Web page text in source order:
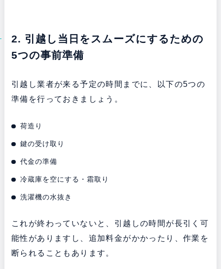
2. 引越し当日をスムーズにするための
5つの事前準備
引越し業者が来る予定の時間までに、以下の5つの
準備を行っておきましょう。
荷造り
鍵の受け取り
代金の準備
冷蔵庫を空にする・霜取り
洗濯機の水抜き
これが終わっていないと、引越しの時間が長引く可
能性がありますし、追加料金がかかったり、作業を
断られることもあります。